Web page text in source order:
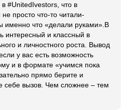
#UnitedIvestors, что в
просто что-то читали-
именно что «делали руками».В
и классный в
и личностного роста. Вывод
у вас есть возможность
и в формате «учимся пока
прямо берите и
себе вызов. Чем сложнее – тем